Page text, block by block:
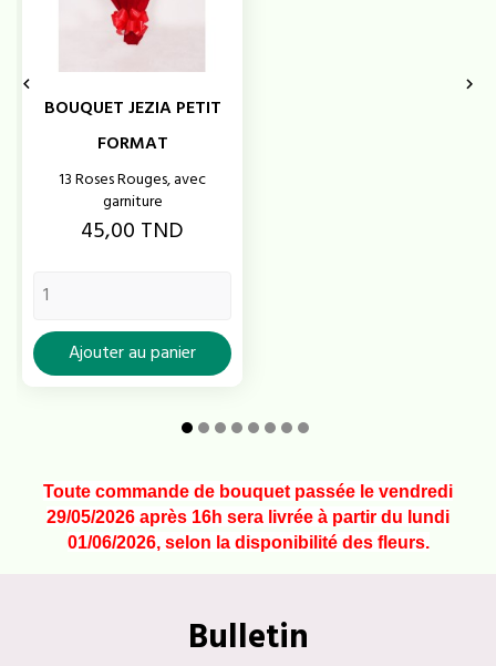
BOUQUET JEZIA PETIT
FORMAT
13 Roses Rouges, avec
garniture
Prix
45,00 TND
Ajouter au panier
 
Toute commande de bouquet passée le vendredi
29/05/2026 après 16h sera livrée à partir du lundi
01/06/2026, selon la disponibilité des fleurs.
Bulletin